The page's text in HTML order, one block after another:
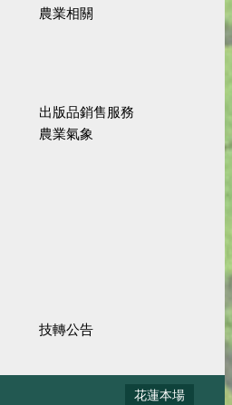
農業相關
出版品銷售服務
農業氣象
技轉公告
花蓮本場